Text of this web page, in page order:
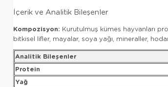
İçerik ve Analitik Bileşenler
Kompozisyon: Kurutulmuş kümes hayvanları
bitkisel lifler, mayalar, soya yağı, mineraller,
Analitik Bileşenler
Protein
Yağ